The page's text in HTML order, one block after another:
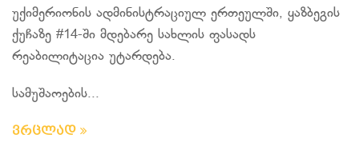
უქიმერიონის ადმინისტრაციულ ერთეულში, ყაზბეგის
ქუჩაზე #14-ში მდებარე სახლის ფასადს
რეაბილიტაცია უტარდება.
სამუშაოების...
ვრცლად